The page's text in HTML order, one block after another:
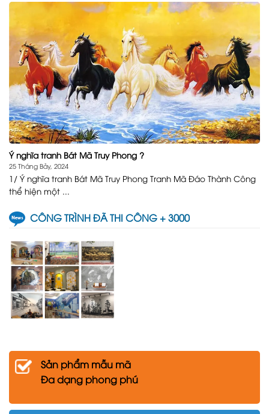
Ý nghĩa tranh Bát Mã Truy Phong ?
25 Tháng Bảy, 2024
1/ Ý nghĩa tranh Bát Mã Truy Phong Tranh Mã Đáo Thành Công
thể hiện một ...
CÔNG TRÌNH ĐÃ THI CÔNG + 3000
Sản phẩm mẫu mã
Đa dạng phong phú